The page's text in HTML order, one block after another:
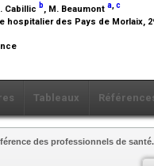
Cabillic b, M. Beaumont a,c
des Pays de Morlaix,
Tableaux
des professionnels de santé.